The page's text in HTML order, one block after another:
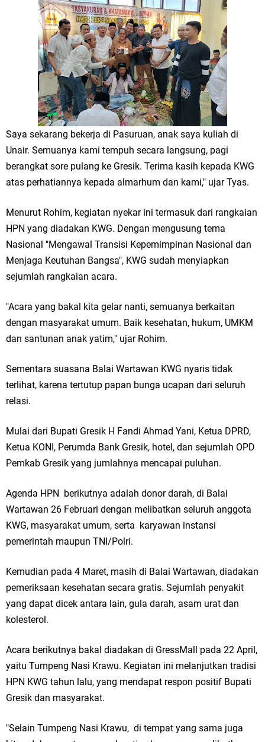
dan Ibu Hamil Narasi
Zakat Produktif Dorong Kemandirian UMKM, LAZISNU Kedamean Bantu
Kembangkan Warung Bu Wiwik
Karang Taruna Gresik Perkuat Ekonomi Lewat Pemanfaatan Gedung C
Islamic Center
Nila Yani Apresiasi Launching Komunitas Gowes dan Pasar Ahad
Jajanan Jadul di Ecopark Randuagung
Takmir Masjid KH Robbach Ma’sum Gelar Penyembelihan Hewan
Qurban dari Bupati & Kepala DPMPTSP Gresik
Kurban untuk Ratusan Warga
Keluarga Besar dr. Titin Ekowati RS Wates Husada Balongpanggang
RT 03 RW 01 Patra Raya Rosewood Cerme Gresik Berbenah dan
Minggu, 9 Agustus
Saya sekarang bekerja di Pasuruan, anak saya kuliah di
Unair. Semuanya kami tempuh secara langsung, pagi
berangkat sore pulang ke Gresik. Terima kasih kepada KWG
atas perhatiannya kepada almarhum dan kami," ujar Tyas.
Menurut Rohim, kegiatan nyekar ini termasuk dari rangkaian
HPN yang diadakan KWG. Dengan mengusung tema
Nasional "Mengawal Transisi Kepemimpinan Nasional dan
Menjaga Keutuhan Bangsa", KWG sudah menyiapkan
sejumlah rangkaian acara.
"Acara yang bakal kita gelar nanti, semuanya berkaitan
dengan masyarakat umum. Baik kesehatan, hukum, UMKM
dan santunan anak yatim," ujar Rohim.
Sementara suasana Balai Wartawan KWG nyaris tidak
terlihat, karena tertutup papan bunga ucapan dari seluruh
relasi.
Mulai dari Bupati Gresik H Fandi Ahmad Yani, Ketua DPRD,
Ketua KONI, Perumda Bank Gresik, hotel, dan sejumlah OPD
Pemkab Gresik yang jumlahnya mencapai puluhan.
Agenda HPN berikutnya adalah donor darah, di Balai
Wartawan 26 Februari dengan melibatkan seluruh anggota
KWG, masyarakat umum, serta karyawan instansi
pemerintah maupun TNI/Polri.
Kemudian pada 4 Maret, masih di Balai Wartawan, diadakan
pemeriksaan kesehatan secara gratis. Sejumlah penyakit
yang dapat dicek antara lain, gula darah, asam urat dan
kolesterol.
Acara berikutnya bakal diadakan di GressMall pada 22 April,
yaitu Tumpeng Nasi Krawu. Kegiatan ini melanjutkan tradisi
HPN KWG tahun lalu, yang mendapat respon positif Bupati
Gresik dan masyarakat.
"Selain Tumpeng Nasi Krawu, di tempat yang sama juga